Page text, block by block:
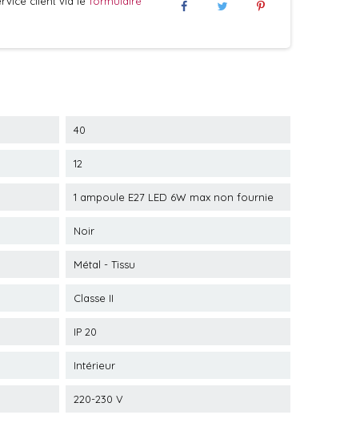
40
12
1 ampoule E27 LED 6W max non fournie
Noir
Métal - Tissu
Classe II
IP 20
Intérieur
220-230 V